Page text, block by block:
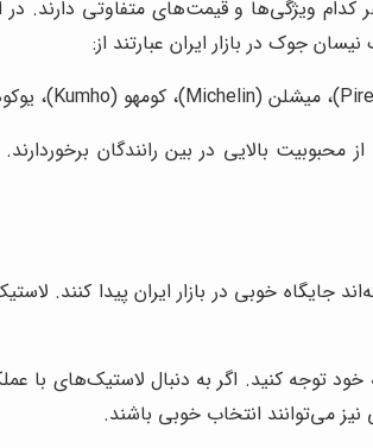
ویژگی‌ها و قیمت‌های متفاوتی دارند.
جوک در بازار ایران عبارتند از:
بالایی در بین رانندگان
جایگاه خوبی در بازار ایران پیدا کنند.
توجه کنید. اگر به دنبال لاستیک‌های با
می‌توانند انتخاب خوبی باشند.